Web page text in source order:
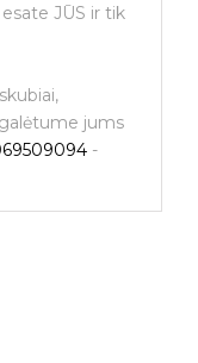
JŪS ir tik
jums
-